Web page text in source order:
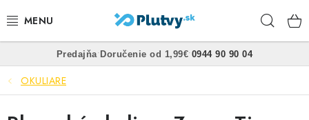
na
PLÁVANIE
ŠNORCHLOVANIE
Predajňa• Doručenie od 1,99€• 0944 90 90 04
OKULIARE